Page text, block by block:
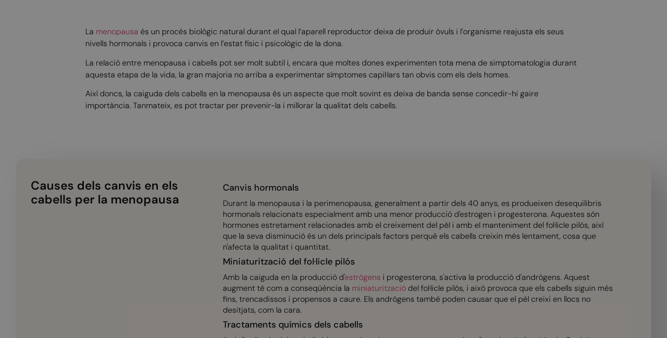
La menopausa és un procés biològic natural durant el qual l’aparell reproductor deixa de produir òvuls i l’organisme reajusta els seus
nivells hormonals i provoca canvis en l’estat físic i psicològic de la dona.
La relació entre menopausa i cabells pot ser molt subtil i, encara que moltes dones experimenten tota mena de simptomatologia durant
aquesta etapa de la vida, la gran majoria no arriba a experimentar símptomes capil·lars tan obvis com els dels homes.
Així doncs, la caiguda dels cabells en la menopausa és un aspecte que molt sovint es deixa de banda sense concedir-hi gaire
importància. Tanmateix, es pot tractar per prevenir-la i millorar la qualitat dels cabells.
Causes dels canvis en els
cabells per la menopausa
Canvis hormonals
Durant la menopausa i la perimenopausa, generalment a partir dels 40 anys, es produeixen desequilibris
hormonals relacionats especialment amb una menor producció d'estrogen i progesterona. Aquestes són
hormones estretament relacionades amb el creixement del pèl i amb el manteniment del fol·licle pilós, així
que la seva disminució és un dels principals factors perquè els cabells creixin més lentament, cosa que
n'afecta la qualitat i quantitat.
Miniaturització del fol·licle pilós
Amb la caiguda en la producció d'estrògens i progesterona, s'activa la producció d'andrògens. Aquest
augment té com a conseqüència la miniaturització del fol·licle pilós, i això provoca que els cabells siguin més
fins, trencadissos i propensos a caure. Els andrògens també poden causar que el pèl creixi en llocs no
desitjats, com la cara.
Tractaments químics dels cabells